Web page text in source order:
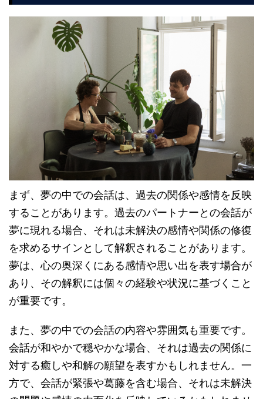
まず、夢の中での会話は、過去の関係や感情を反映
することがあります。過去のパートナーとの会話が
夢に現れる場合、それは未解決の感情や関係の修復
を求めるサインとして解釈されることがあります。
夢は、心の奥深くにある感情や思い出を表す場合が
あり、その解釈には個々の経験や状況に基づくこと
が重要です。
また、夢の中での会話の内容や雰囲気も重要です。
会話が和やかで穏やかな場合、それは過去の関係に
対する癒しや和解の願望を表すかもしれません。一
方で、会話が緊張や葛藤を含む場合、それは未解決